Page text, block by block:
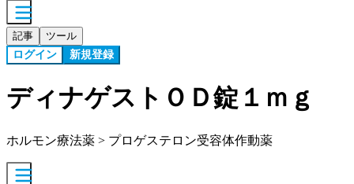
記事 ツール
ログイン 新規登録
ディナゲストＯＤ錠１ｍｇ
ホルモン療法薬 > プロゲステロン受容体作動薬